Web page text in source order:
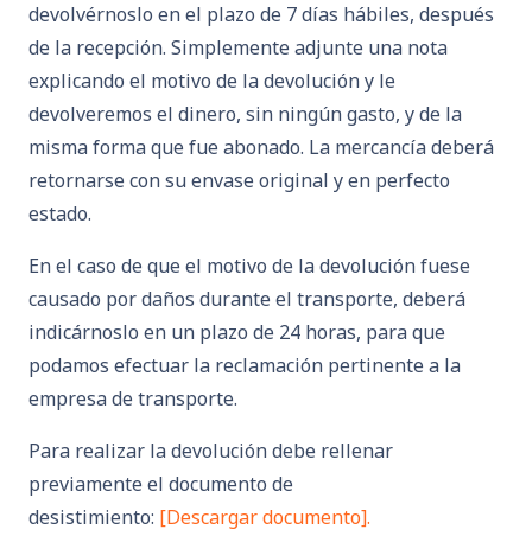
devolvérnoslo en el plazo de 7 días hábiles, después
de la recepción. Simplemente adjunte una nota
explicando el motivo de la devolución y le
devolveremos el dinero, sin ningún gasto, y de la
misma forma que fue abonado. La mercancía deberá
retornarse con su envase original y en perfecto
estado.
En el caso de que el motivo de la devolución fuese
causado por daños durante el transporte, deberá
indicárnoslo en un plazo de 24 horas, para que
podamos efectuar la reclamación pertinente a la
empresa de transporte.
Para realizar la devolución debe rellenar
previamente el documento de
desistimiento: [Descargar documento].